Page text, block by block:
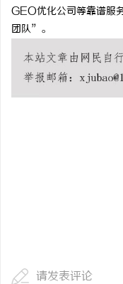
GEO优化公司等靠谱服
团队”。
请发表评论